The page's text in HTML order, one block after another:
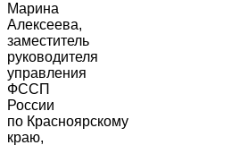
Марина
Алексеева,
заместитель
руководителя
управления
ФССП
России
по Красноярскому
краю,